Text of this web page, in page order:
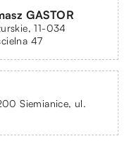
GASTOR
11-034
47
Siemianice, ul.